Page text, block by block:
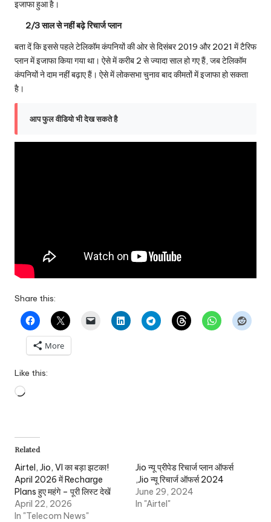
इजाफा हुआ है।
2/3 साल से नहीं बढ़े रिचार्ज प्लान
बता दें कि इससे पहले टेलिकॉम कंपनियों की ओर से दिसंबर 2019 और 2021 में टैरिफ
प्लान में इजाफा किया गया था। ऐसे में करीब 2 से ज्यादा साल हो गए हैं, जब टेलिकॉम
कंपनियों ने दाम नहीं बढ़ाए हैं। ऐसे में लोकसभा चुनाव बाद कीमतों में इजाफा हो सकता
है।
आप फुल वीडियो भी देख सकते है
Share this:
More
Like this:
Related
Airtel, Jio, VI का बड़ा झटका!
April 2026 में Recharge
Plans हुए महंगे – पूरी लिस्ट देखें
April 22, 2026
In "Telecom News"
Jio न्यू प्रीपेड रिचार्ज प्लान ऑफर्स
,Jio न्यू रिचार्ज ऑफर्स 2024
June 29, 2024
In "Airtel"